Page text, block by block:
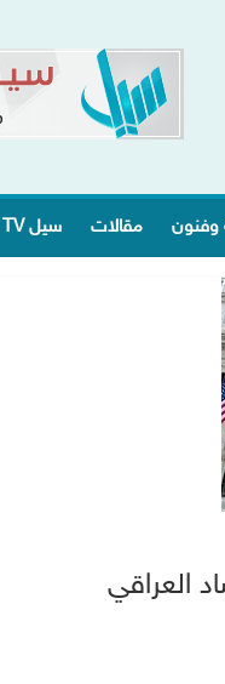
وفنون مقالات سيل TV
العراقي